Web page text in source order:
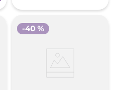
-40 %